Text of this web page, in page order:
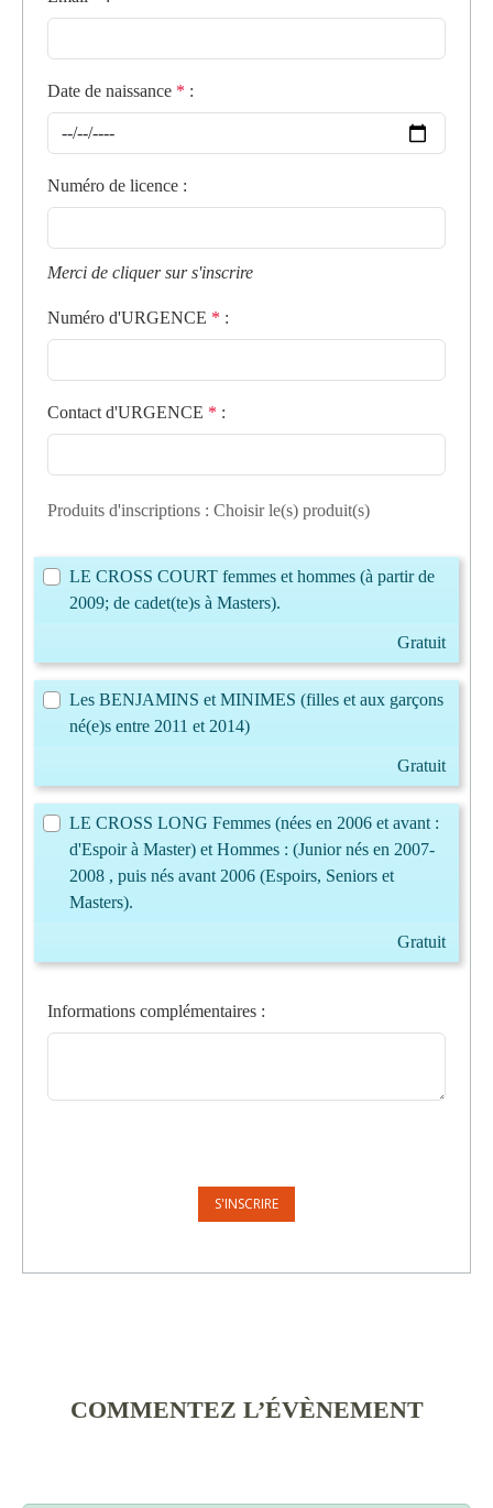
Date de naissance * :
Numéro de licence :
Merci de cliquer sur s'inscrire
Numéro d'URGENCE * :
Contact d'URGENCE * :
Produits d'inscriptions : Choisir le(s) produit(s)
LE CROSS COURT femmes et hommes (à partir de
2009; de cadet(te)s à Masters).
Gratuit
Les BENJAMINS et MINIMES (filles et aux garçons
né(e)s entre 2011 et 2014)
Gratuit
LE CROSS LONG Femmes (nées en 2006 et avant :
d'Espoir à Master) et Hommes : (Junior nés en 2007-
2008 , puis nés avant 2006 (Espoirs, Seniors et
Masters).
Gratuit
Informations complémentaires :
COMMENTEZ L’ÉVÈNEMENT